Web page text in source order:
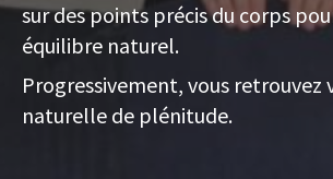
sur des points précis du corps
équilibre naturel.
Progressivement, vous retrouvez
naturelle de plénitude.